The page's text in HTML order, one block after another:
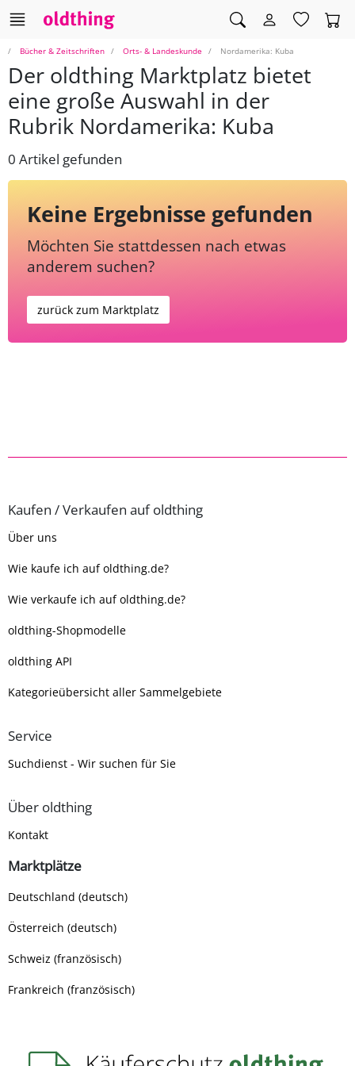
Bücher & Zeitschriften Orts- & Landeskunde Nordamerika: Kuba
Der oldthing Marktplatz bietet
eine große Auswahl in der
Rubrik Nordamerika: Kuba
0 Artikel gefunden
Keine Ergebnisse gefunden
Möchten Sie stattdessen nach etwas
anderem suchen?
zurück zum Marktplatz
Kaufen / Verkaufen auf oldthing
Über uns
Wie kaufe ich auf oldthing.de?
Wie verkaufe ich auf oldthing.de?
oldthing-Shopmodelle
oldthing API
Kategorieübersicht aller Sammelgebiete
Service
Suchdienst - Wir suchen für Sie
Über oldthing
Kontakt
Marktplätze
Deutschland (deutsch)
Österreich (deutsch)
Schweiz (französisch)
Frankreich (französisch)